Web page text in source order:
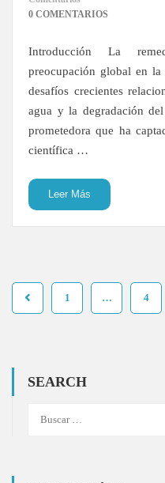
0 COMENTARIOS
Introducción La
preocupación global en
desafíos crecientes
agua y la degradación
prometedora que ha
científica …
Leer Más
1 … 4
SEARCH